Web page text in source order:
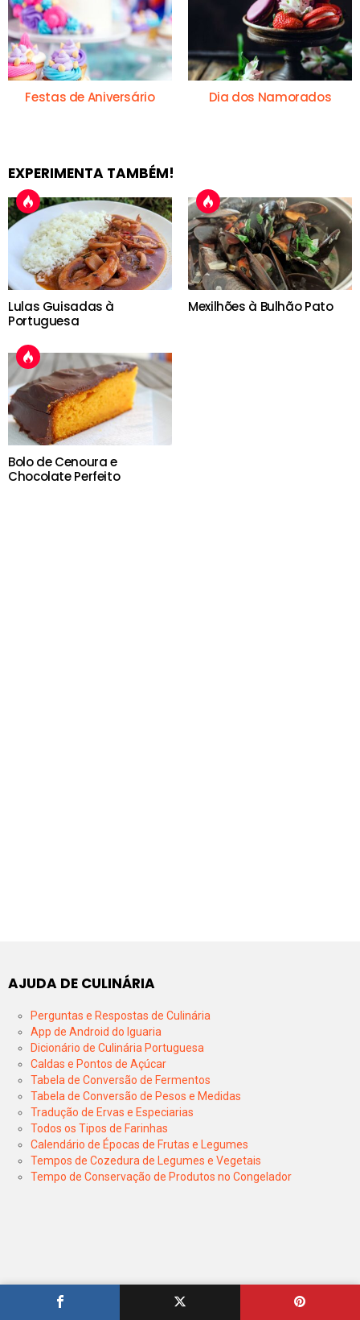
Festas de Aniversário Dia dos Namorados
EXPERIMENTA TAMBÉM!
Lulas Guisadas à
Portuguesa
Mexilhões à Bulhão Pato
Bolo de Cenoura e
Chocolate Perfeito
AJUDA DE CULINÁRIA
Perguntas e Respostas de Culinária
App de Android do Iguaria
Dicionário de Culinária Portuguesa
Caldas e Pontos de Açúcar
Tabela de Conversão de Fermentos
Tabela de Conversão de Pesos e Medidas
Tradução de Ervas e Especiarias
Todos os Tipos de Farinhas
Calendário de Épocas de Frutas e Legumes
Tempos de Cozedura de Legumes e Vegetais
Tempo de Conservação de Produtos no Congelador